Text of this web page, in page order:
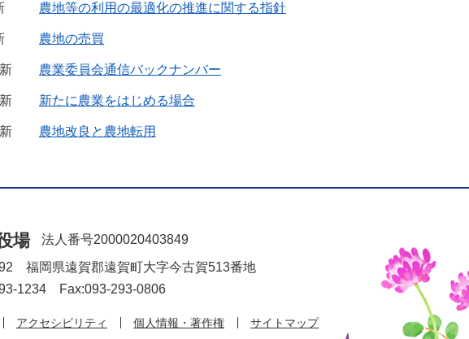
農地等の利用の最適化の推進に関する指針
農地の売買
農業委員会通信バックナンバー
新たに農業をはじめる場合
農地改良と農地転用
場
法人番号2000020403849
福岡県遠賀郡遠賀町大字今古賀513番地
1234 Fax:093-293-0806
アクセシビリティ 個人情報・著作権 サイトマップ